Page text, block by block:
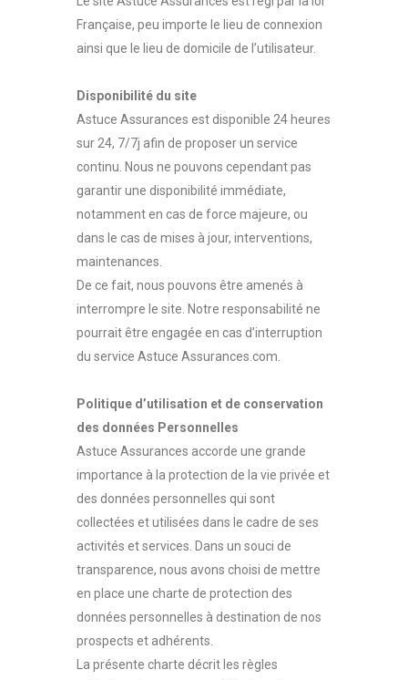
Française, peu importe le lieu de connexion
ainsi que le lieu de domicile de l’utilisateur.
Disponibilité du site
Astuce Assurances est disponible 24 heures
sur 24, 7/7j afin de proposer un service
continu. Nous ne pouvons cependant pas
garantir une disponibilité immédiate,
notamment en cas de force majeure, ou
dans le cas de mises à jour, interventions,
maintenances.
De ce fait, nous pouvons être amenés à
interrompre le site. Notre responsabilité ne
pourrait être engagée en cas d’interruption
du service Astuce Assurances.com.
Politique d’utilisation et de conservation
des données Personnelles
Astuce Assurances accorde une grande
importance à la protection de la vie privée et
des données personnelles qui sont
collectées et utilisées dans le cadre de ses
activités et services. Dans un souci de
transparence, nous avons choisi de mettre
en place une charte de protection des
données personnelles à destination de nos
prospects et adhérents.
La présente charte décrit les règles